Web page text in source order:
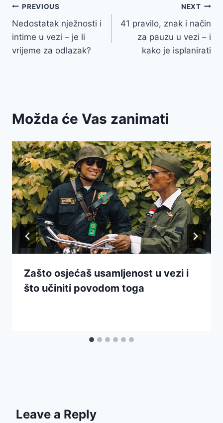
Post
navigation
PREVIOUS
Nedostatak nježnosti i
intime u vezi – je li
vrijeme za odlazak?
NEXT
41 pravilo, znak i način
za pauzu u vezi – i
kako je isplanirati
Možda će Vas zanimati
Zašto osjećaš usamljenost u vezi i
što učiniti povodom toga
Leave a Reply